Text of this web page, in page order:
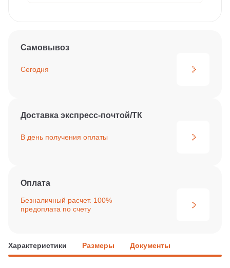
Самовывоз
Сегодня
Доставка экспресс-почтой/ТК
В день получения оплаты
Оплата
Безналичный расчет. 100%
предоплата по счету
Характеристики Размеры Документы